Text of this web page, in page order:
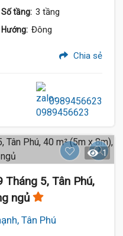
Số tầng: 3 tầng
Hướng: Đông
Chia sẻ
0989456623
1
Tháng 5, Tân Phú,
ngủ
Tân Phú